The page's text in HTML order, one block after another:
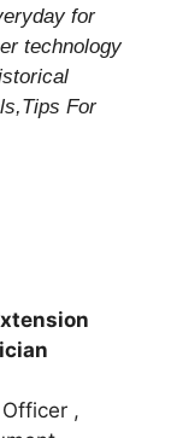
for
technology
Tips For
,